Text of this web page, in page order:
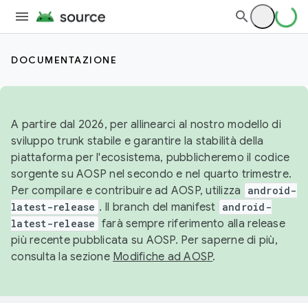
DOCUMENTAZIONE
A partire dal 2026, per allinearci al nostro modello di
sviluppo trunk stabile e garantire la stabilità della
piattaforma per l'ecosistema, pubblicheremo il codice
sorgente su AOSP nel secondo e nel quarto trimestre.
Per compilare e contribuire ad AOSP, utilizza
android-
latest-release . Il branch del manifest android-
latest-release farà sempre riferimento alla release
più recente pubblicata su AOSP. Per saperne di più,
consulta la sezione Modifiche ad AOSP.